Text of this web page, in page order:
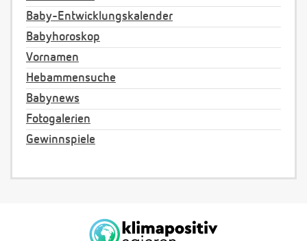
Baby-Entwicklungskalender
Babyhoroskop
Vornamen
Hebammensuche
Babynews
Fotogalerien
Gewinnspiele